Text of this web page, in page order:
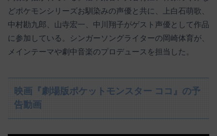
どポケモンシリーズお馴染みの声優と共に、上白石萌歌、
中村勘九郎、山寺宏一、中川翔子がゲスト声優として作品
に参加している。シンガーソングライターの岡崎体育が、
メインテーマや劇中音楽のプロデュースを担当した。
映画『劇場版ポケットモンスター ココ』の予
告動画